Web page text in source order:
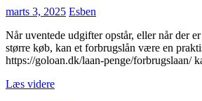
marts 3, 2025 Esben
Når uventede udgifter opstår, eller når der
større køb, kan et forbrugslån være en
https://goloan.dk/laan-penge/forbrugslaan/
Læs videre